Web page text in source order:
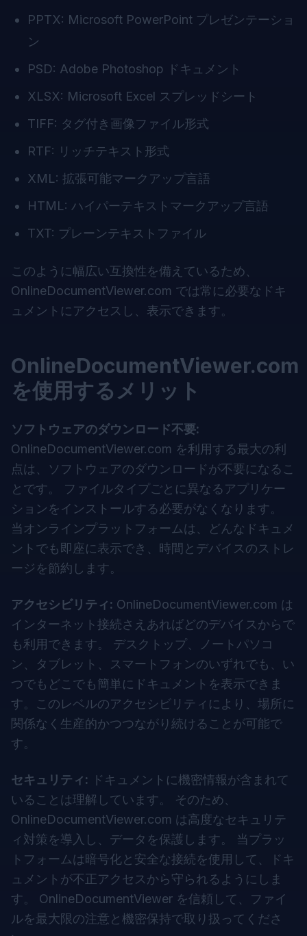
PPTX: Microsoft PowerPoint プレゼンテーショ
ン
PSD: Adobe Photoshop ドキュメント
XLSX: Microsoft Excel スプレッドシート
TIFF: タグ付き画像ファイル形式
RTF: リッチテキスト形式
XML: 拡張可能マークアップ言語
HTML: ハイパーテキストマークアップ言語
TXT: プレーンテキストファイル
このように幅広い互換性を備えているため、
OnlineDocumentViewer.com では常に必要なドキ
ュメントにアクセスし、表示できます。
OnlineDocumentViewer.com
を使用するメリット
ソフトウェアのダウンロード不要:
OnlineDocumentViewer.com を利用する最大の利
点は、ソフトウェアのダウンロードが不要になるこ
とです。 ファイルタイプごとに異なるアプリケー
ションをインストールする必要がなくなります。
当オンラインプラットフォームは、どんなドキュメ
ントでも即座に表示でき、時間とデバイスのストレ
ージを節約します。
アクセシビリティ: OnlineDocumentViewer.com は
インターネット接続さえあればどのデバイスからで
も利用できます。 デスクトップ、ノートパソコ
ン、タブレット、スマートフォンのいずれでも、い
つでもどこでも簡単にドキュメントを表示できま
す。このレベルのアクセシビリティにより、場所に
関係なく生産的かつつながり続けることが可能で
す。
セキュリティ: ドキュメントに機密情報が含まれて
いることは理解しています。 そのため、
OnlineDocumentViewer.com は高度なセキュリテ
ィ対策を導入し、データを保護します。 当プラッ
トフォームは暗号化と安全な接続を使用して、ドキ
ュメントが不正アクセスから守られるようにしま
す。 OnlineDocumentViewer を信頼して、ファイ
ルを最大限の注意と機密保持で取り扱ってくださ